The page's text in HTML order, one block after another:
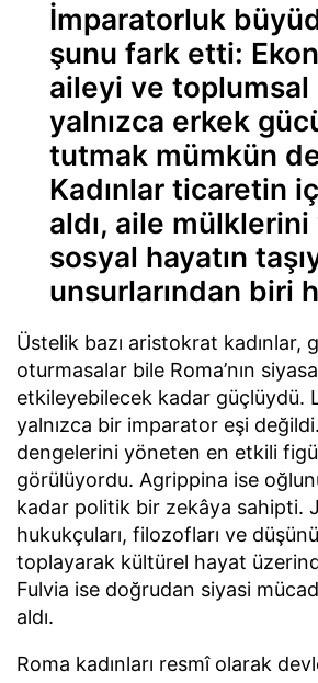
İmparatorluk
şunu fark etti:
aileyi ve toplumsal
yalnızca erkek
tutmak mümkün
Kadınlar ticaretin
aldı, aile
sosyal hayatın
unsurlarından biri
Üstelik bazı aristokrat kadınlar,
oturmasalar bile Roma’nın
etkileyebilecek kadar güçlüydü.
yalnızca bir imparator eşi
dengelerini yöneten en etkili
görülüyordu. Agrippina ise
kadar politik bir zekâya sahipti.
hukukçuları, filozofları ve
toplayarak kültürel hayat
Fulvia ise doğrudan siyasi
aldı.
Roma kadınları resmî olarak